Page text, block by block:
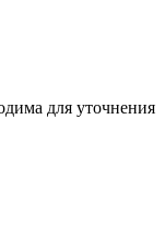
для уточнения